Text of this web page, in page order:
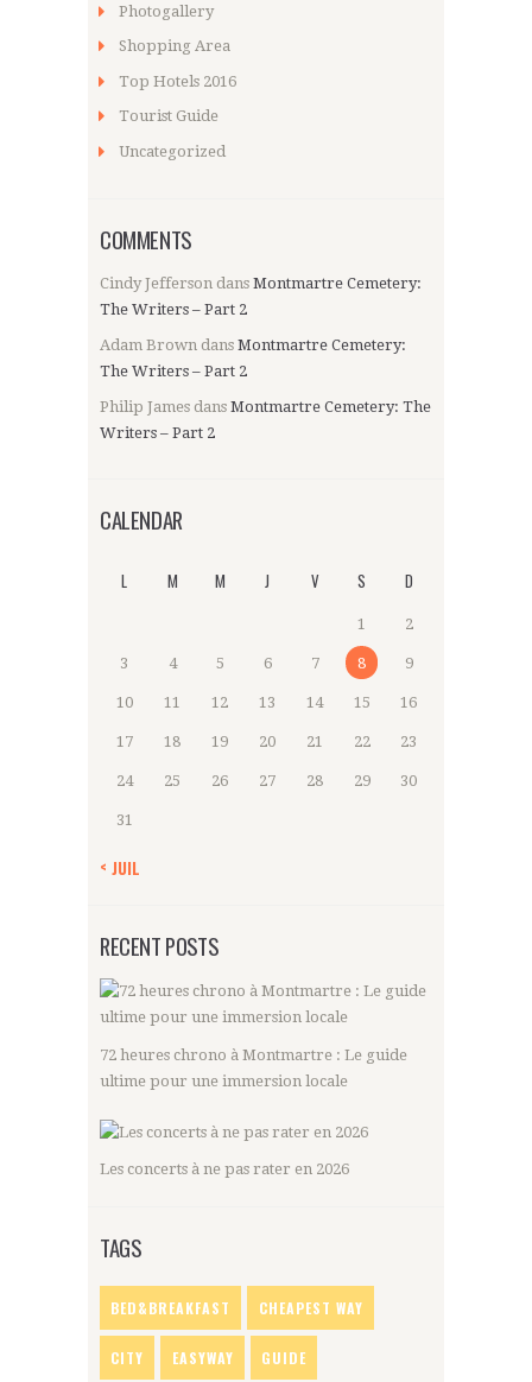
Photogallery
Shopping Area
Top Hotels 2016
Tourist Guide
Uncategorized
COMMENTS
Cindy Jefferson dans Montmartre Cemetery:
The Writers – Part 2
Adam Brown dans Montmartre Cemetery:
The Writers – Part 2
Philip James dans Montmartre Cemetery: The
Writers – Part 2
CALENDAR
L M M J V S D
1 2
3 4 5 6 7 8 9
10 11 12 13 14 15 16
17 18 19 20 21 22 23
24 25 26 27 28 29 30
31
« JUIL
RECENT POSTS
72 heures chrono à Montmartre : Le guide
ultime pour une immersion locale
Les concerts à ne pas rater en 2026
TAGS
BED&BREAKFAST CHEAPEST WAY
CITY EASYWAY GUIDE